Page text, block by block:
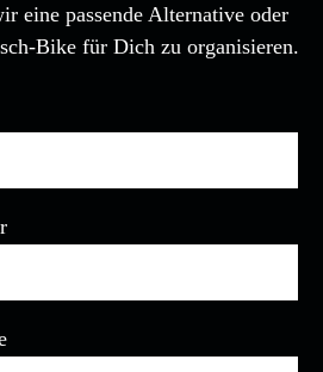
eine passende Alternative oder
Bike für Dich zu organisieren.